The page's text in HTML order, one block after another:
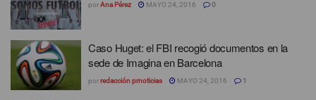
porAna Pérez MAYO 24, 2016 0
Caso Huget: el FBI recogió documentos en la
sede de Imagina en Barcelona
porredacción prnoticias MAYO 24, 2016 1